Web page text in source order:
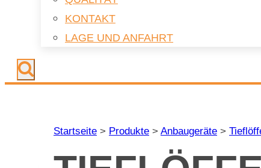
KON­TAKT
LAGE UND AN­FAHRT
Startseite > Produkte > Anbaugeräte >